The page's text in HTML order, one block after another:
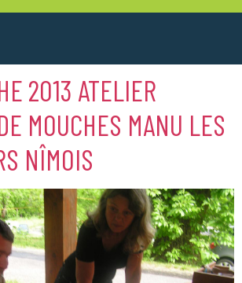
2013 ATELIER
MOUCHES MANU LES
NÎMOIS